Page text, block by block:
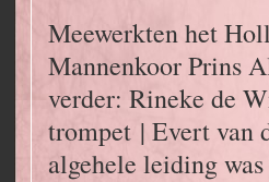
Meewerkten het
Mannenkoor Prins
verder: Rineke de
trompet | Evert van
algehele leiding